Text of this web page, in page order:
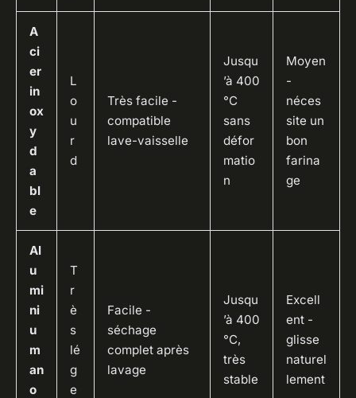
A
ci
er
in
ox
y
d
a
bl
e
L
o
u
r
d
Très facile -
compatible
lave-vaisselle
Jusqu
’à 400
°C
sans
défor
matio
n
Moyen
-
néces
site un
bon
farina
ge
Al
u
mi
ni
u
m
an
o
T
r
è
s
lé
g
e
Facile -
séchage
complet après
lavage
Jusqu
’à 400
°C,
très
stable
Excell
ent -
glisse
naturel
lement